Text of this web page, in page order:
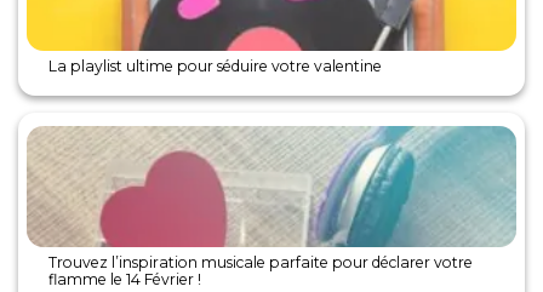
La playlist ultime pour séduire votre valentine
Trouvez l’inspiration musicale parfaite pour déclarer votre
flamme le 14 Février !